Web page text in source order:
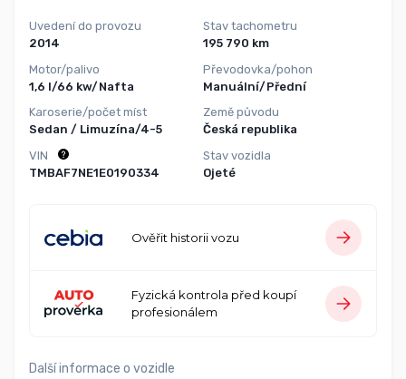
Uvedení do provozu
2014
Motor/palivo
1,6 l/66 kw/Nafta
Karoserie/počet míst
Sedan / Limuzína/4-5
Stav tachometru
195 790 km
Převodovka/pohon
Manuální/Přední
Země původu
Česká republika
VIN
TMBAF7NE1E0190334
Stav vozidla
Ojeté
Ověřit historii vozu
Fyzická kontrola před koupí
profesionálem
Další informace o vozidle